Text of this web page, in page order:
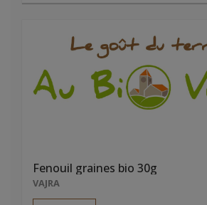
Fenouil graines bio 30g
VAJRA